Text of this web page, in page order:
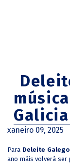
Galicia
xaneiro 09, 2025
Para Deleite Galego
ano máis volverá